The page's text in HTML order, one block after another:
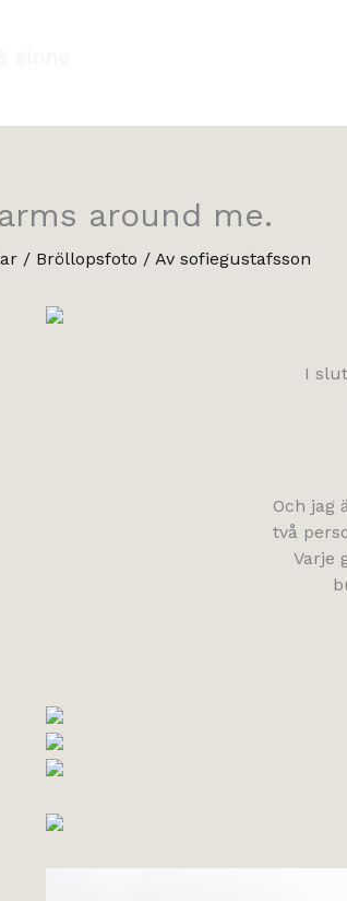
around me.
/ Bröllopsfoto / Av sofiegustafsson
I
Och jag
två
Varje